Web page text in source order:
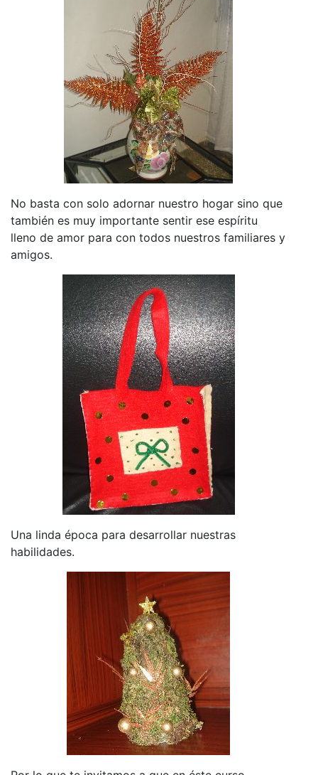
No basta con solo adornar nuestro hogar sino que
también es muy importante sentir ese espíritu
lleno de amor para con todos nuestros familiares y
amigos.
Una linda época para desarrollar nuestras
habilidades.